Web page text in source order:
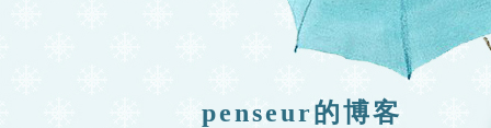
penseur的博客